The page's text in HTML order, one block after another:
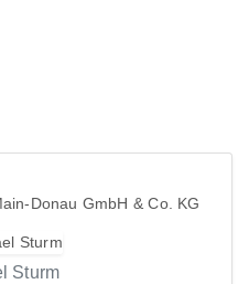
Donau GmbH & Co. KG
Sturm